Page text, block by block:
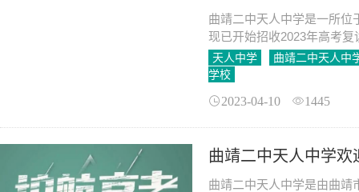
曲靖二中天人中学是一所位
现已开始招收2023年高考
天人中学
曲靖二中天人中
学校
2023-04-10 1445
曲靖二中天人中学欢
曲靖二中天人中学是由曲靖